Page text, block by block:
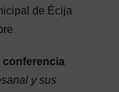
de Écija
conferencia
y sus